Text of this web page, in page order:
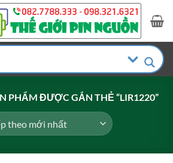
PHẨM ĐƯỢC GẮN THẺ “LIR1220”